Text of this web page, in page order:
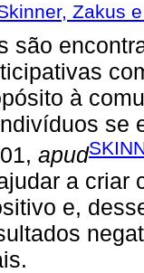
Zakus
são
à
se
apud
a criar
e,